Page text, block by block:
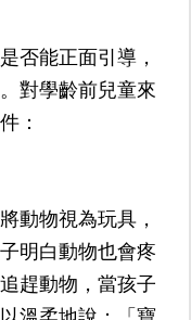
否能正面引導，
對學齡前兒童來
：
動物視為玩具，
明白動物也會疼
趕動物，當孩子